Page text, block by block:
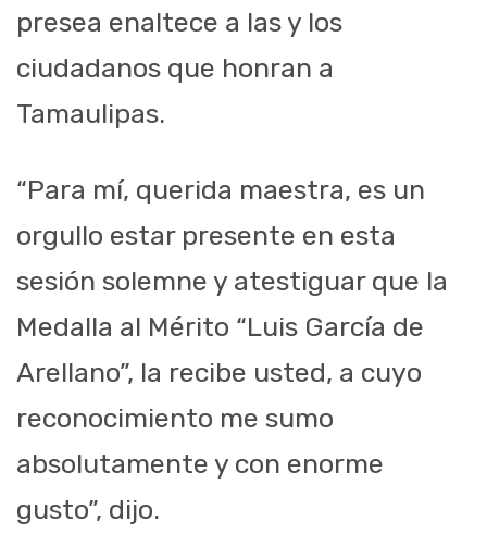
presea enaltece a las y los
ciudadanos que honran a
Tamaulipas.
“Para mí, querida maestra, es un
orgullo estar presente en esta
sesión solemne y atestiguar que la
Medalla al Mérito “Luis García de
Arellano”, la recibe usted, a cuyo
reconocimiento me sumo
absolutamente y con enorme
gusto”, dijo.